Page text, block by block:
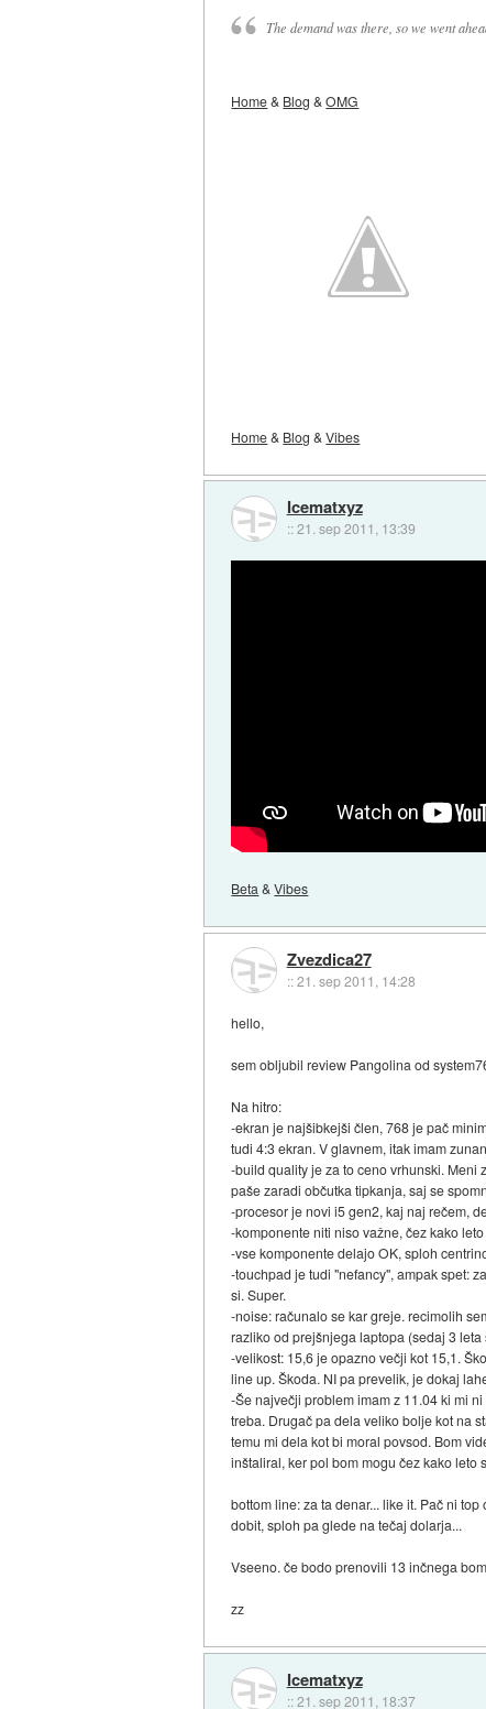
The demand was there, so we went
Home& Blog &OMG
Home& Blog &Vibes
Icematxyz
::21. sep 2011, 13:39
Beta &Vibes
Zvezdica27
::21. sep 2011, 14:28
hello,
sem obljubil review Pangolina od
Na hitro:
-ekran je najšibkejši člen, 768 je pač
tudi 4:3 ekran. V glavnem, itak imam
-build quality je za to ceno vrhunski. Meni
paše zaradi občutka tipkanja, saj se
-procesor je novi i5 gen2, kaj naj rečem,
-komponente niti niso važne, čez kako
-vse komponente delajo OK, sploh
-touchpad je tudi "nefancy", ampak spet:
si. Super.
-noise: računalo se kar greje. recimolih
razliko od prejšnjega laptopa (sedaj 3
-velikost: 15,6 je opazno večji kot 15,1.
line up. Škoda. NI pa prevelik, je dokaj
-Še največji problem imam z 11.04 ki mi
treba. Drugač pa dela veliko bolje kot na
temu mi dela kot bi moral povsod. Bom
inštaliral, ker pol bom mogu čez kako leto
bottom line: za ta denar... like it. Pač ni
dobit, sploh pa glede na tečaj dolarja...
Vseeno. če bodo prenovili 13 inčnega
zz
Icematxyz
::21. sep 2011, 18:37